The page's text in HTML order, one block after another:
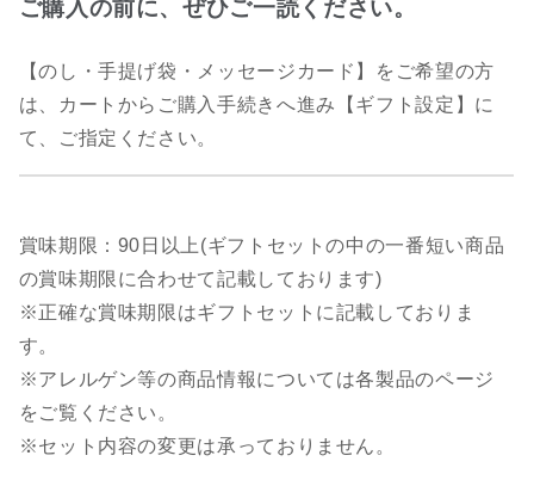
ご購入の前に、ぜひご一読ください。
【のし・手提げ袋・メッセージカード】をご希望の方
は、カートからご購入手続きへ進み【ギフト設定】に
て、ご指定ください。
賞味期限：90日以上(ギフトセットの中の一番短い商品
の賞味期限に合わせて記載しております)
※正確な賞味期限はギフトセットに記載しておりま
す。
※アレルゲン等の商品情報については各製品のページ
をご覧ください。
※セット内容の変更は承っておりません。